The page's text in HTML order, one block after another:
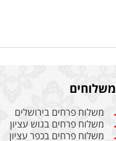
משלוחים
משלוח פרחים בירושלים
משלוח פרחים בגוש עציון
משלוח פרחים בכפר עציון